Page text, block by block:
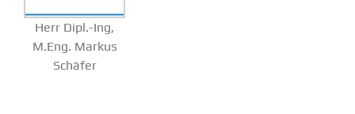
Herr Dipl.-Ing,
M.Eng. Markus
Schäfer